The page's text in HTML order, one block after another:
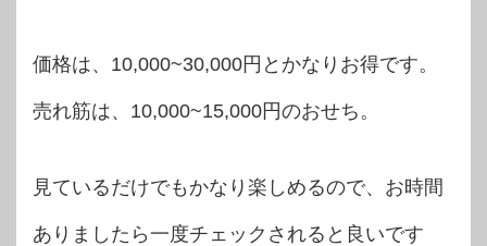
価格は、10,000~30,000円とかなりお得です。
売れ筋は、10,000~15,000円のおせち。
見ているだけでもかなり楽しめるので、お時間
ありましたら一度チェックされると良いです